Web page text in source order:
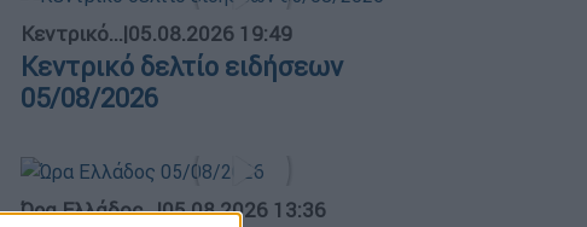
Κεντρικό...|05.08.2026 19:49
Κεντρικό δελτίο ειδήσεων
05/08/2026
Ώρα Ελλάδος...|05.08.2026 13:36